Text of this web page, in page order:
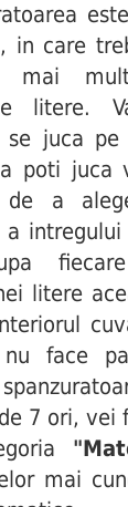
in care
mai
litere.
se juca
poti juca
de a
a
litere
nu face
7 ori, vei
mai